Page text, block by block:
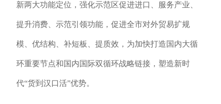
新两大功能定位，强化示范区促进进口、服务产业、
提升消费、示范引领功能，促进全市对外贸易扩规
模、优结构、补短板、提质效，为加快打造国内大循
环重要节点和国内国际双循环战略链接，塑造新时
代“货到汉口活”优势。